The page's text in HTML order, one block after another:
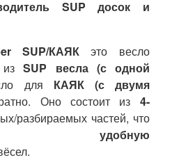
SUP досок и
SUP/КАЯК это весло
изSUP весла (с одной
для КАЯК (с двумя
Оно состоит из
4-
разбираемых частей, что
удобную